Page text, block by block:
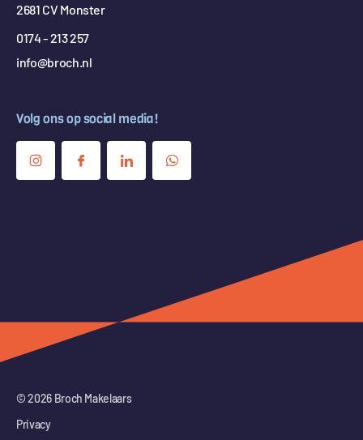
2681 CV Monster
0174 - 213 257
info@broch.nl
Volg ons op social media!
© 2026 Broch Makelaars
Privacy